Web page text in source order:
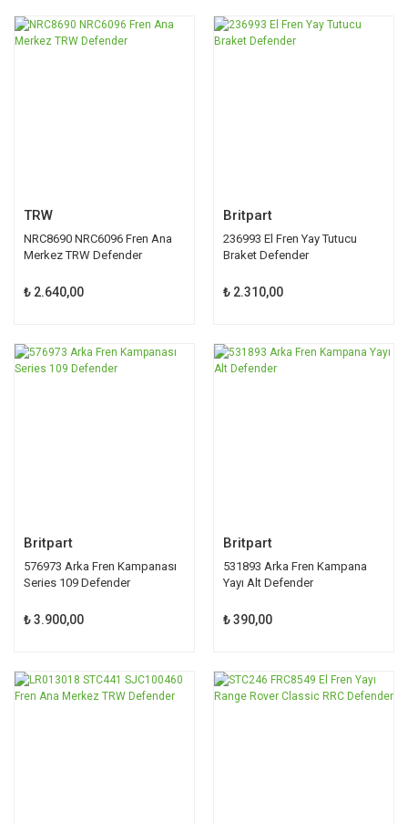
TRW
NRC8690 NRC6096 Fren Ana
Merkez TRW Defender
₺ 2.640,00
Britpart
236993 El Fren Yay Tutucu
Braket Defender
₺ 2.310,00
Britpart
576973 Arka Fren Kampanası
Series 109 Defender
₺ 3.900,00
Britpart
531893 Arka Fren Kampana
Yayı Alt Defender
₺ 390,00